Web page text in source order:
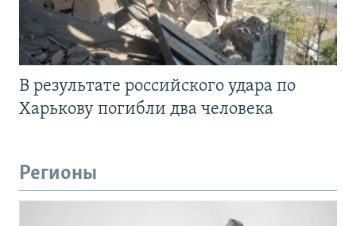
В результате российского удара по
Харькову погибли два человека
Регионы